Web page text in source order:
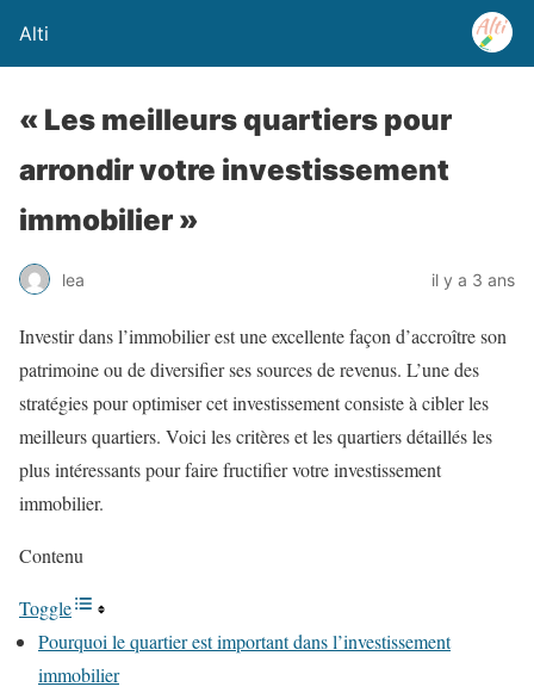
Alti
« Les meilleurs quartiers pour
arrondir votre investissement
immobilier »
lea il y a 3 ans
Investir dans l’immobilier est une excellente façon d’accroître son
patrimoine ou de diversifier ses sources de revenus. L’une des
stratégies pour optimiser cet investissement consiste à cibler les
meilleurs quartiers. Voici les critères et les quartiers détaillés les
plus intéressants pour faire fructifier votre investissement
immobilier.
Contenu
Toggle
Pourquoi le quartier est important dans l’investissement
immobilier